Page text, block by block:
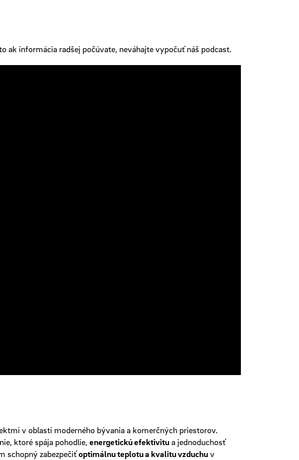
ak informácia radšej počúvate, neváhajte vypočuť náš podcast.
v oblasti moderného bývania a komerčných priestorov.
ktoré spája pohodlie, energetickú efektivitua jednoduchosť
schopný zabezpečiťoptimálnu teplotu a kvalitu vzduchuv